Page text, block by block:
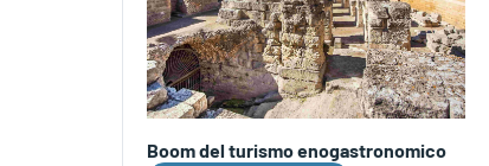
Boom del turismo enogastronomico